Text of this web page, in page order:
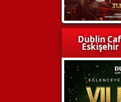
Dublin
Eskişehir